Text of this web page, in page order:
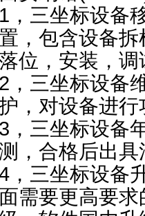
1，三坐标设备
置，包含设备
位，安装，
2，三坐标设备
，对设备进
3，三坐标设备
，合格后出
，三坐标设备
需要更高要